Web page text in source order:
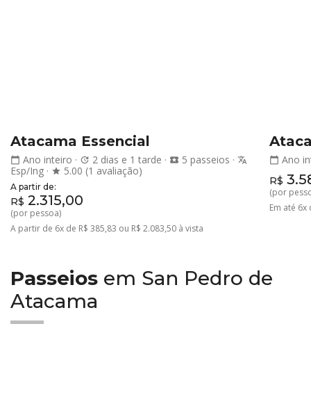
Atacama Essencial
calendar_today Ano inteiro · update 2 dias e 1 tarde · local_activity 5 passeios · translate
Esp/Ing · star 5.00 (1 avaliação)
A partir de:
R$ 2.315,00
(por pessoa)
A partir de 6x de R$ 385,83 ou R$ 2.083,50 à vista
calendar_today Ano
R$
(por
Em até 6x
Passeios em San Pedro de
Atacama